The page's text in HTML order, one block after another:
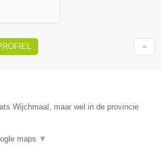
Wijchmaal, maar wel in de provincie
maps ▼